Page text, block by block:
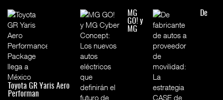
Toyota GR Yaris Aero
Performan
MG
GO! y
MG
De